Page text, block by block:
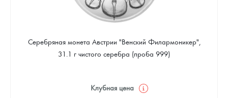
Серебряная монета Австрии "Венский Филармоникер",
31.1 г чистого серебра (проба 999)
Клубная цена